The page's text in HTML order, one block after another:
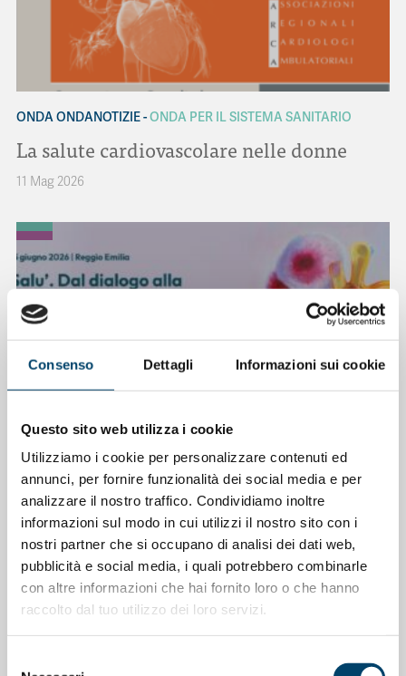
Consenso Dettagli Informazioni sui cookie
Questo sito web utilizza i cookie
Utilizziamo i cookie per personalizzare contenuti ed
annunci, per fornire funzionalità dei social media e per
analizzare il nostro traffico. Condividiamo inoltre
informazioni sul modo in cui utilizzi il nostro sito con i
nostri partner che si occupano di analisi dei dati web,
pubblicità e social media, i quali potrebbero combinarle
con altre informazioni che hai fornito loro o che hanno
raccolto dal tuo utilizzo dei loro servizi.
ONDA ONDANOTIZIE ONDA PER IL SISTEMA SANITARIO
La salute cardiovascolare nelle donne
11 Mag 2026
ONDA PER IL SISTEMA SANITARIO ONDA PER LE DONNE
Salu’. Dal dialogo alla cura
15 Apr 2026